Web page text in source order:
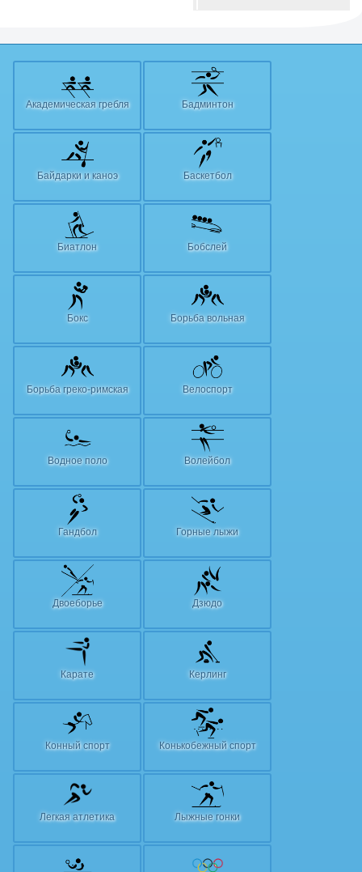
Академическая гребля Бадминтон
Байдарки и каноэ Баскетбол
Биатлон Бобслей
Бокс Борьба вольная
Борьба греко-римская Велоспорт
Водное поло Волейбол
Гандбол Горные лыжи
Двоеборье Дзюдо
Карате Керлинг
Конный спорт Конькобежный спорт
Легкая атлетика Лыжные гонки